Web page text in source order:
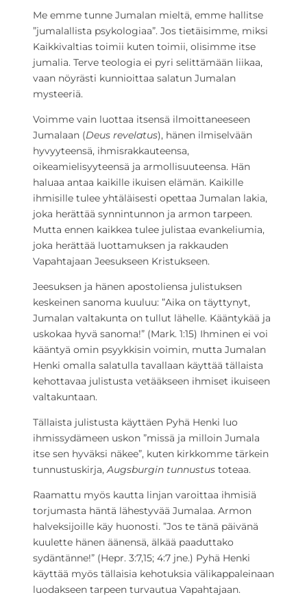
Me emme tunne Jumalan mieltä, emme hallitse
”jumalallista psykologiaa”. Jos tietäisimme, miksi
Kaikkivaltias toimii kuten toimii, olisimme itse
jumalia. Terve teologia ei pyri selittämään liikaa,
vaan nöyrästi kunnioittaa salatun Jumalan
mysteeriä.
Voimme vain luottaa itsensä ilmoittaneeseen
Jumalaan (Deus revelatus), hänen ilmiselvään
hyvyyteensä, ihmisrakkauteensa,
oikeamielisyyteensä ja armollisuuteensa. Hän
haluaa antaa kaikille ikuisen elämän. Kaikille
ihmisille tulee yhtäläisesti opettaa Jumalan lakia,
joka herättää synnintunnon ja armon tarpeen.
Mutta ennen kaikkea tulee julistaa evankeliumia,
joka herättää luottamuksen ja rakkauden
Vapahtajaan Jeesukseen Kristukseen.
Jeesuksen ja hänen apostoliensa julistuksen
keskeinen sanoma kuuluu: ”Aika on täyttynyt,
Jumalan valtakunta on tullut lähelle. Kääntykää ja
uskokaa hyvä sanoma!” (Mark. 1:15) Ihminen ei voi
kääntyä omin psyykkisin voimin, mutta Jumalan
Henki omalla salatulla tavallaan käyttää tällaista
kehottavaa julistusta vetääkseen ihmiset ikuiseen
valtakuntaan.
Tällaista julistusta käyttäen Pyhä Henki luo
ihmissydämeen uskon ”missä ja milloin Jumala
itse sen hyväksi näkee”, kuten kirkkomme tärkein
tunnustuskirja,Augsburgin tunnustus toteaa.
Raamattu myös kautta linjan varoittaa ihmisiä
torjumasta häntä lähestyvää Jumalaa. Armon
halveksijoille käy huonosti. ”Jos te tänä päivänä
kuulette hänen äänensä, älkää paaduttako
sydäntänne!” (Hepr. 3:7,15; 4:7 jne.) Pyhä Henki
käyttää myös tällaisia kehotuksia välikappaleinaan
luodakseen tarpeen turvautua Vapahtajaan.